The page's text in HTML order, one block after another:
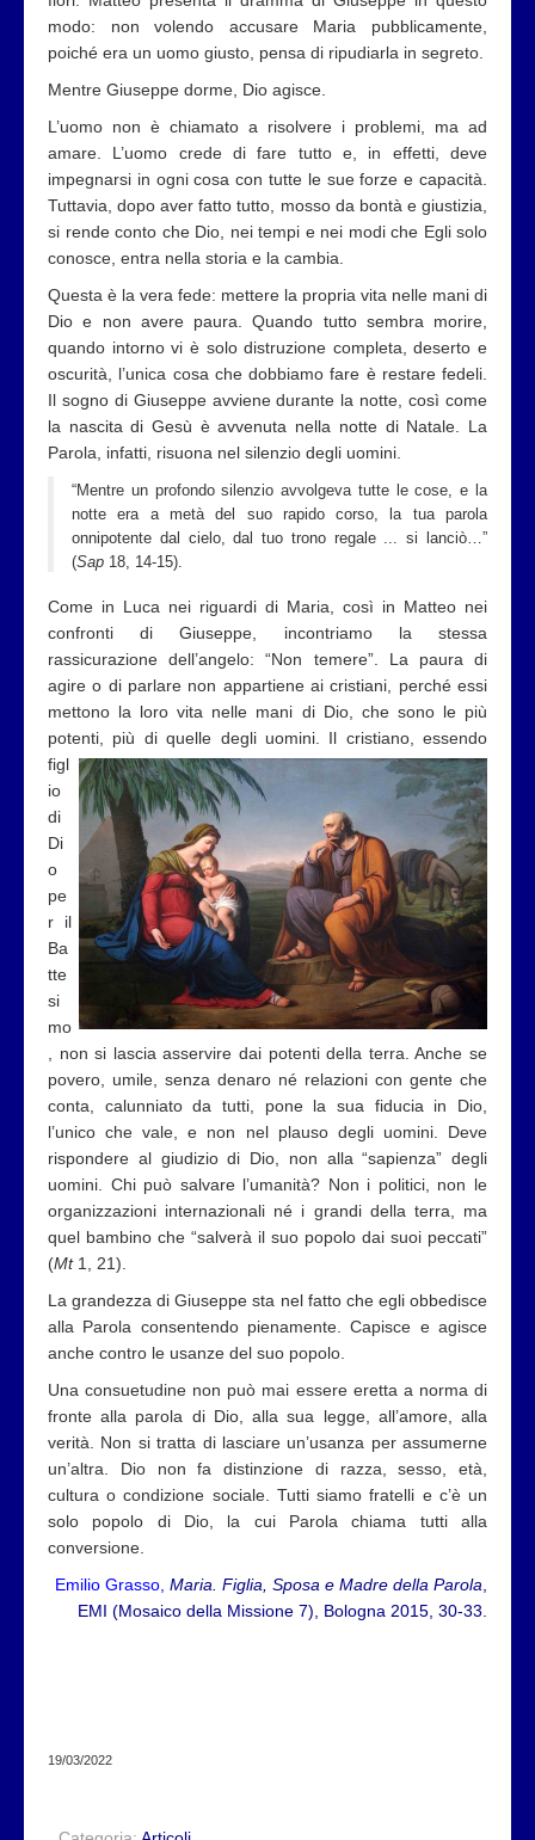
modo: non volendo accusare Maria pubblicamente,
poiché era un uomo giusto, pensa di ripudiarla in segreto.
Mentre Giuseppe dorme, Dio agisce.
L’uomo non è chiamato a risolvere i problemi, ma ad
amare. L’uomo crede di fare tutto e, in effetti, deve
impegnarsi in ogni cosa con tutte le sue forze e capacità.
Tuttavia, dopo aver fatto tutto, mosso da bontà e giustizia,
si rende conto che Dio, nei tempi e nei modi che Egli solo
conosce, entra nella storia e la cambia.
Questa è la vera fede: mettere la propria vita nelle mani di
Dio e non avere paura. Quando tutto sembra morire,
quando intorno vi è solo distruzione completa, deserto e
oscurità, l’unica cosa che dobbiamo fare è restare fedeli.
Il sogno di Giuseppe avviene durante la notte, così come
la nascita di Gesù è avvenuta nella notte di Natale. La
Parola, infatti, risuona nel silenzio degli uomini.
“Mentre un profondo silenzio avvolgeva tutte le cose, e la
notte era a metà del suo rapido corso, la tua parola
onnipotente dal cielo, dal tuo trono regale ... si lanciò…”
(Sap 18, 14-15).
Come in Luca nei riguardi di Maria, così in Matteo nei
confronti di Giuseppe, incontriamo la stessa
rassicurazione dell’angelo: “Non temere”. La paura di
agire o di parlare non appartiene ai cristiani, perché essi
mettono la loro vita nelle mani di Dio, che sono le più
potenti, più di quelle degli uomini. Il cristiano, essendo
figl
io
di
Di
o
pe
r il
Ba
tte
si
mo
, non si lascia asservire dai potenti della terra. Anche se
povero, umile, senza denaro né relazioni con gente che
conta, calunniato da tutti, pone la sua fiducia in Dio,
l’unico che vale, e non nel plauso degli uomini. Deve
rispondere al giudizio di Dio, non alla “sapienza” degli
uomini. Chi può salvare l’umanità? Non i politici, non le
organizzazioni internazionali né i grandi della terra, ma
quel bambino che “salverà il suo popolo dai suoi peccati”
(Mt1, 21).
La grandezza di Giuseppe sta nel fatto che egli obbedisce
alla Parola consentendo pienamente. Capisce e agisce
anche contro le usanze del suo popolo.
Una consuetudine non può mai essere eretta a norma di
fronte alla parola di Dio, alla sua legge, all’amore, alla
verità. Non si tratta di lasciare un’usanza per assumerne
un’altra. Dio non fa distinzione di razza, sesso, età,
cultura o condizione sociale. Tutti siamo fratelli e c’è un
solo popolo di Dio, la cui Parola chiama tutti alla
conversione.
Emilio Grasso, Maria. Figlia, Sposa e Madre della Parola,
EMI (Mosaico della Missione 7), Bologna 2015, 30-33.
19/03/2022